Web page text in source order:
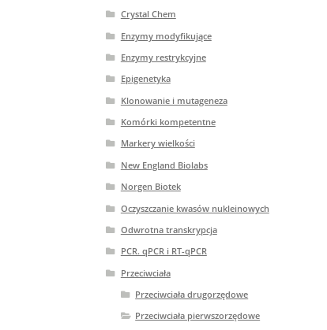
Crystal Chem
Enzymy modyfikujące
Enzymy restrykcyjne
Epigenetyka
Klonowanie i mutageneza
Komórki kompetentne
Markery wielkości
New England Biolabs
Norgen Biotek
Oczyszczanie kwasów nukleinowych
Odwrotna transkrypcja
PCR. qPCR i RT-qPCR
Przeciwciała
Przeciwciała drugorzędowe
Przeciwciała pierwszorzędowe